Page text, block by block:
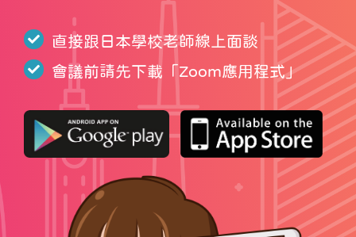
直接跟日本學校老師線上面談
會議前請先下載「 Zoom應用程式」